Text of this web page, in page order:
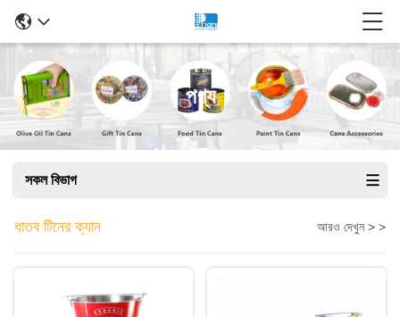
পণ্য
সকল বিভাগ
ধাতব টিনের ক্যান আরও দেখুন > >